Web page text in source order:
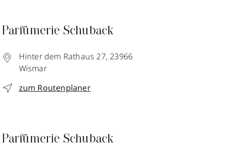
Parfümerie Schuback
Hinter dem Rathaus 27, 23966
Wismar
zum Routenplaner
Parfümerie Schuback